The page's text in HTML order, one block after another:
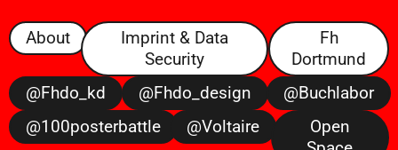
About
Imprint & Data
Security
Fh
Dortmund
@fhdo_kd
@fhdo_design
@buchlabor
@100posterbattle
@voltaire
Open